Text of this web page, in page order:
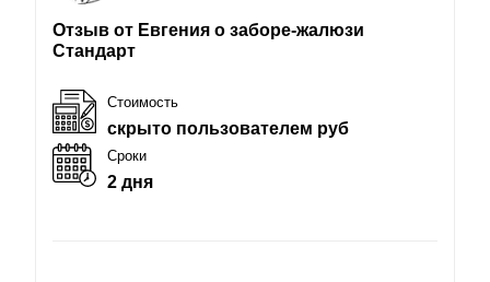
Отзыв от Евгения о заборе-жалюзи
Стандарт
Стоимость
скрыто пользователем руб
Сроки
2 дня